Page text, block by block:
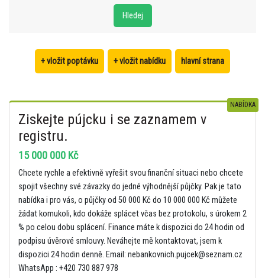
+ vložit poptávku + vložit nabídku hlavní strana
NABÍDKA
Ziskejte pújcku i se zaznamem v
registru.
15 000 000 Kč
Chcete rychle a efektivně vyřešit svou finanční situaci nebo chcete
spojit všechny své závazky do jedné výhodnější půjčky. Pak je tato
nabídka i pro vás, o půjčky od 50 000 Kč do 10 000 000 Kč můžete
žádat komukoli, kdo dokáže splácet včas bez protokolu, s úrokem 2
% po celou dobu splácení. Finance máte k dispozici do 24 hodin od
podpisu úvěrové smlouvy. Neváhejte mě kontaktovat, jsem k
dispozici 24 hodin denně. Email: nebankovnich.pujcek@seznam.cz
WhatsApp : +420 730 887 978